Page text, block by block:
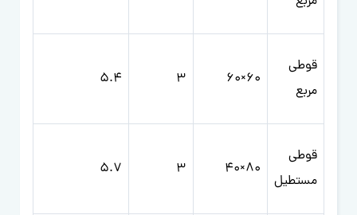
قوطی
مربع
60×60
3
5.4
قوطی
مستطیل
80×40
3
5.7